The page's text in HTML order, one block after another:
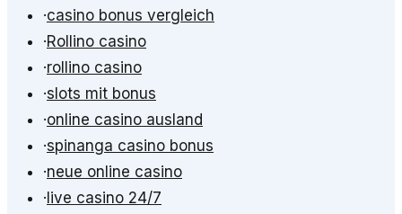
·casino bonus vergleich
·Rollino casino
·rollino casino
·slots mit bonus
·online casino ausland
·spinanga casino bonus
·neue online casino
· live casino 24/7